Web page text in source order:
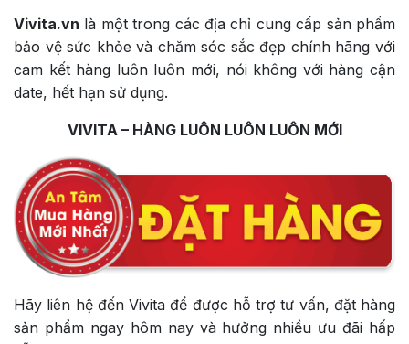
Vivita.vn là một trong các địa chỉ cung cấp sản phẩm
bảo vệ sức khỏe và chăm sóc sắc đẹp chính hãng với
cam kết hàng luôn luôn mới, nói không với hàng cận
date, hết hạn sử dụng.
VIVITA – HÀNG LUÔN LUÔN LUÔN MỚI
Hãy liên hệ đến Vivita để được hỗ trợ tư vấn, đặt hàng
sản phẩm ngay hôm nay và hưởng nhiều ưu đãi hấp